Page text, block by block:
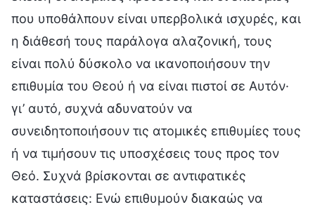
που υποθάλπουν είναι υπερβολικά ισχυρές, και
η διάθεσή τους παράλογα αλαζονική, τους
είναι πολύ δύσκολο να ικανοποιήσουν την
επιθυμία του Θεού ή να είναι πιστοί σε Αυτόν·
γι’ αυτό, συχνά αδυνατούν να
συνειδητοποιήσουν τις ατομικές επιθυμίες τους
ή να τιμήσουν τις υποσχέσεις τους προς τον
Θεό. Συχνά βρίσκονται σε αντιφατικές
καταστάσεις: Ενώ επιθυμούν διακαώς να